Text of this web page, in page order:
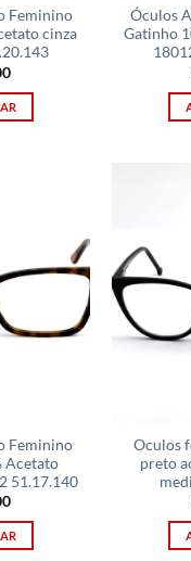
Feminino
cinza
Óculos
Gatinho
Feminino
Acetato
51.17.140
Oculos
preto